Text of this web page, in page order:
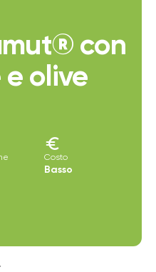
con
e olive
euro
Costo
Basso